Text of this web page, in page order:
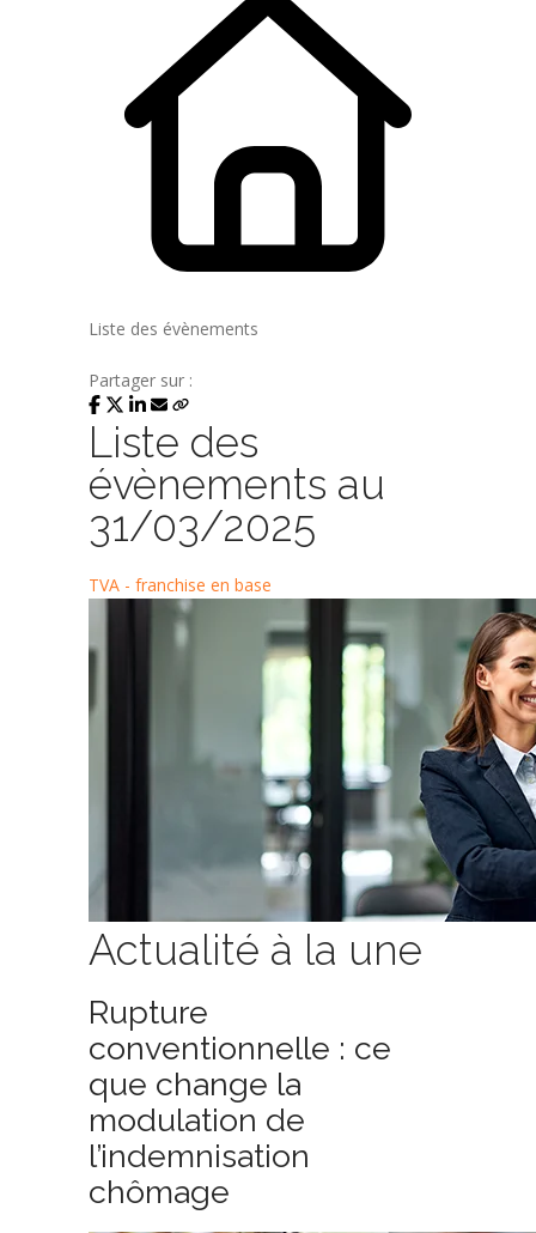
Liste des évènements
Partager sur :
Liste des
évènements au
31/03/2025
TVA - franchise en base
Actualité à la une
Rupture
conventionnelle : ce
que change la
modulation de
l’indemnisation
chômage